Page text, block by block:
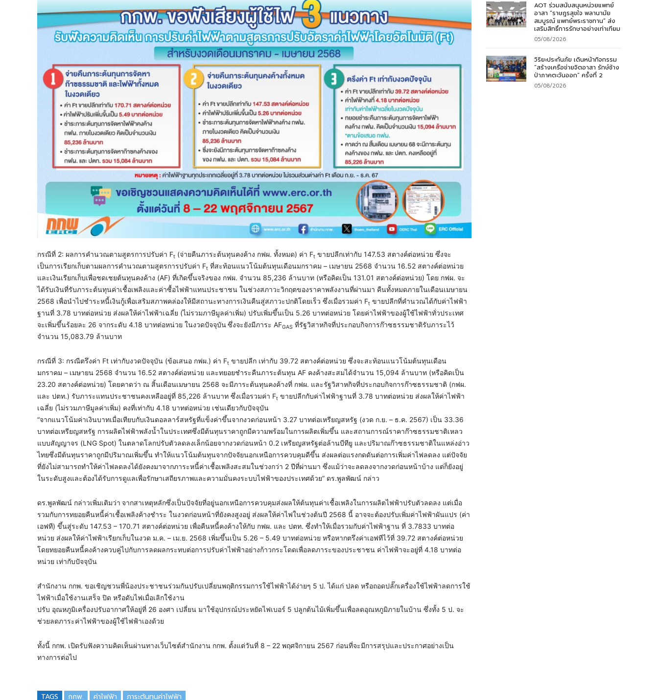
กรณีที่ 2: ผลการคำนวณตามสูตรการปรับค่า Ft (จ่ายคืนภาระต้นทุนคงค้าง กฟผ. ทั้งหมด) ค่า Ft ขายปลีกเท่ากับ 147.53 สตางค์ต่อหน่วย ซึ่งจะ
เป็นการเรียกเก็บตามผลการคำนวณตามสูตรการปรับค่า Ft ที่สะท้อนแนวโน้มต้นทุนเดือนมกราคม – เมษายน 2568 จำนวน 16.52 สตางค์ต่อหน่วย
และเงินเรียกเก็บเพื่อชดเชยต้นทุนคงค้าง (AF) ที่เกิดขึ้นจริงของ กฟผ. จำนวน 85,236 ล้านบาท (หรือคิดเป็น 131.01 สตางค์ต่อหน่วย) โดย กฟผ. จะ
ได้รับเงินที่รับภาระต้นทุนค่าเชื้อเพลิงและค่าซื้อไฟฟ้าแทนประชาชน ในช่วงสภาวะวิกฤตของราคาพลังงานที่ผ่านมา คืนทั้งหมดภายในเดือนเมษายน
2568 เพื่อนำไปชำระหนี้เงินกู้เพื่อเสริมสภาพคล่องให้มีสถานะทางการเงินคืนสู่สภาวะปกติโดยเร็ว ซึ่งเมื่อรวมค่า Ft ขายปลีกที่คำนวณได้กับค่าไฟฟ้า
ฐานที่ 3.78 บาทต่อหน่วย ส่งผลให้ค่าไฟฟ้าเฉลี่ย (ไม่รวมภาษีมูลค่าเพิ่ม) ปรับเพิ่มขึ้นเป็น 5.26 บาทต่อหน่วย โดยค่าไฟฟ้าของผู้ใช้ไฟฟ้าทั่วประเทศ
จะเพิ่มขึ้นร้อยละ 26 จากระดับ 4.18 บาทต่อหน่วย ในงวดปัจจุบันซึ่งจะยังมีภาระ AFGAS ที่รัฐวิสาหกิจที่ประกอบกิจการก๊าซธรรมชาติรับภาระไว้
จำนวน 15,083.79 ล้านบาท
กรณีที่ 3: กรณีตรึงค่า Ft เท่ากับงวดปัจจุบัน (ข้อเสนอ กฟผ.) ค่า Ft ขายปลีก เท่ากับ 39.72 สตางค์ต่อหน่วย ซึ่งจะสะท้อนแนวโน้มต้นทุนเดือน
มกราคม – เมษายน 2568 จำนวน 16.52 สตางค์ต่อหน่วย และทยอยชำระคืนภาระต้นทุน AF คงค้างสะสมได้จำนวน 15,094 ล้านบาท (หรือคิดเป็น
23.20 สตางค์ต่อหน่วย) โดยคาดว่า ณ สิ้นเดือนเมษายน 2568 จะมีภาระต้นทุนคงค้างที่ กฟผ. และรัฐวิสาหกิจที่ประกอบกิจการก๊าซธรรมชาติ (กฟผ.
และ ปตท.) รับภาระแทนประชาชนคงเหลืออยู่ที่ 85,226 ล้านบาท ซึ่งเมื่อรวมค่า Ft ขายปลีกกับค่าไฟฟ้าฐานที่ 3.78 บาทต่อหน่วย ส่งผลให้ค่าไฟฟ้า
เฉลี่ย (ไม่รวมภาษีมูลค่าเพิ่ม) คงที่เท่ากับ 4.18 บาทต่อหน่วย เช่นเดียวกับปัจจุบัน
“จากแนวโน้มค่าเงินบาทเมื่อเทียบกับเงินดอลลาร์สหรัฐที่แข็งค่าขึ้นจากงวดก่อนหน้า 3.27 บาทต่อเหรียญสหรัฐ (งวด ก.ย. – ธ.ค. 2567) เป็น 33.36
บาทต่อเหรียญสหรัฐ การผลิตไฟฟ้าพลังน้ำในประเทศซึ่งมีต้นทุนราคาถูกมีความพร้อมในการผลิตเพิ่มขึ้น และสถานการณ์ราคาก๊าซธรรมชาติเหลว
แบบสัญญาจร (LNG Spot) ในตลาดโลกปรับตัวลดลงเล็กน้อยจากงวดก่อนหน้า 0.2 เหรียญสหรัฐต่อล้านบีทียู และปริมาณก๊าซธรรมชาติในแหล่งอ่าว
ไทยซึ่งมีต้นทุนราคาถูกมีปริมาณเพิ่มขึ้น ทำให้แนวโน้มต้นทุนจากปัจจัยนอกเหนือการควบคุมดีขึ้น ส่งผลต่อแรงกดดันต่อการเพิ่มค่าไฟลดลง แต่ปัจจัย
ที่ยังไม่สามารถทำให้ค่าไฟลดลงได้ยังคงมาจากภาระหนี้ค่าเชื้อเพลิงสะสมในช่วงกว่า 2 ปีที่ผ่านมา ซึ่งแม้ว่าจะลดลงจากงวดก่อนหน้าบ้าง แต่ก็ยังอยู่
ในระดับสูงและต้องได้รับการดูแลเพื่อรักษาเสถียรภาพและความมั่นคงระบบไฟฟ้าของประเทศด้วย” ดร.พูลพัฒน์ กล่าว
ดร.พูลพัฒน์ กล่าวเพิ่มเติมว่า จากสาเหตุหลักซึ่งเป็นปัจจัยที่อยู่นอกเหนือการควบคุมส่งผลให้ต้นทุนค่าเชื้อเพลิงในการผลิตไฟฟ้าปรับตัวลดลง แต่เมื่อ
รวมกับการทยอยคืนหนี้ค่าเชื้อเพลิงค้างชำระ ในงวดก่อนหน้าที่ยังคงสูงอยู่ ส่งผลให้ค่าไฟในช่วงต้นปี 2568 นี้ อาจจะต้องปรับเพิ่มค่าไฟฟ้าผันแปร (ค่า
เอฟที) ขึ้นสู่ระดับ 147.53 – 170.71 สตางค์ต่อหน่วย เพื่อคืนหนี้คงค้างให้กับ กฟผ. และ ปตท. ซึ่งทำให้เมื่อรวมกับค่าไฟฟ้าฐาน ที่ 3.7833 บาทต่อ
หน่วย ส่งผลให้ค่าไฟฟ้าเรียกเก็บในงวด ม.ค. – เม.ย. 2568 เพิ่มขึ้นเป็น 5.26 – 5.49 บาทต่อหน่วย หรือหากตรึงค่าเอฟทีไว้ที่ 39.72 สตางค์ต่อหน่วย
โดยทยอยคืนหนี้คงค้างควบคู่ไปกับการลดผลกระทบต่อการปรับค่าไฟฟ้าอย่างก้าวกระโดดเพื่อลดภาระของประชาชน ค่าไฟฟ้าจะอยู่ที่ 4.18 บาทต่อ
หน่วย เท่ากับปัจจุบัน
สำนักงาน กกพ. ขอเชิญชวนพี่น้องประชาชนร่วมกันปรับเปลี่ยนพฤติกรรมการใช้ไฟฟ้าได้ง่ายๆ 5 ป. ได้แก่ ปลด หรือถอดปลั๊กเครื่องใช้ไฟฟ้าลดการใช้
ไฟฟ้าเมื่อใช้งานเสร็จ ปิด หรือดับไฟเมื่อเลิกใช้งาน
ปรับ อุณหภูมิเครื่องปรับอากาศให้อยู่ที่ 26 องศา เปลี่ยน มาใช้อุปกรณ์ประหยัดไฟเบอร์ 5 ปลูกต้นไม้เพิ่มขึ้นเพื่อลดอุณหภูมิภายในบ้าน ซึ่งทั้ง 5 ป. จะ
ช่วยลดภาระค่าไฟฟ้าของผู้ใช้ไฟฟ้าเองด้วย
ทั้งนี้ กกพ. เปิดรับฟังความคิดเห็นผ่านทางเว็บไซต์สำนักงาน กกพ. ตั้งแต่วันที่ 8 – 22 พฤศจิกายน 2567 ก่อนที่จะมีการสรุปและประกาศอย่างเป็น
ทางการต่อไป
TAGS กกพ. ค่าไฟฟ้า ภาระต้นทุนค่าไฟฟ้า
AOT ร่วมสนับสนุนหน่วยแพทย์
อาสา “ราษฎรสุขใจ พลานามัย
สมบูรณ์ แพทย์พระราชทาน” ส่ง
เสริมสิทธิ์การรักษาอย่างเท่าเทียม
05/08/2026
วิริยะประกันภัย เดินหน้ากิจกรรม
“สร้างเครือข่ายจิตอาสา รักษ์ช้าง
ป่าภาคตะวันออก” ครั้งที่ 2
05/08/2026